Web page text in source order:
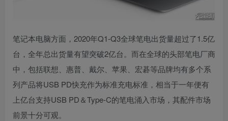
笔记本电脑方面，2020年Q1-Q3全球笔电出货量超过了1.5亿
台，全年总出货量有望突破2亿台。而在全球的头部笔电厂商
中，包括联想、惠普、戴尔、苹果、宏碁等品牌均有多个系
列产品将USB PD快充作为标准充电标准，相当于一年便有
上亿台支持USB PD＆Type-C的笔电涌入市场，其配件市场
前景十分可观。